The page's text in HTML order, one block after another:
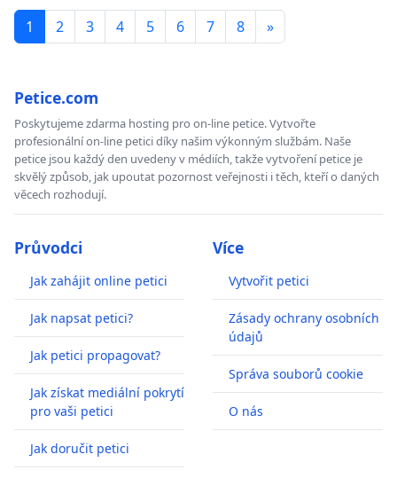
1 2 3 4 5 6 7 8 »
Petice.com
Poskytujeme zdarma hosting pro on-line petice. Vytvořte
profesionální on-line petici díky našim výkonným službám. Naše
petice jsou každý den uvedeny v médiích, takže vytvoření petice je
skvělý způsob, jak upoutat pozornost veřejnosti i těch, kteří o daných
věcech rozhodují.
Průvodci
Jak zahájit online petici
Jak napsat petici?
Jak petici propagovat?
Jak získat mediální pokrytí
pro vaši petici
Jak doručit petici
Více
Vytvořit petici
Zásady ochrany osobních
údajů
Správa souborů cookie
O nás